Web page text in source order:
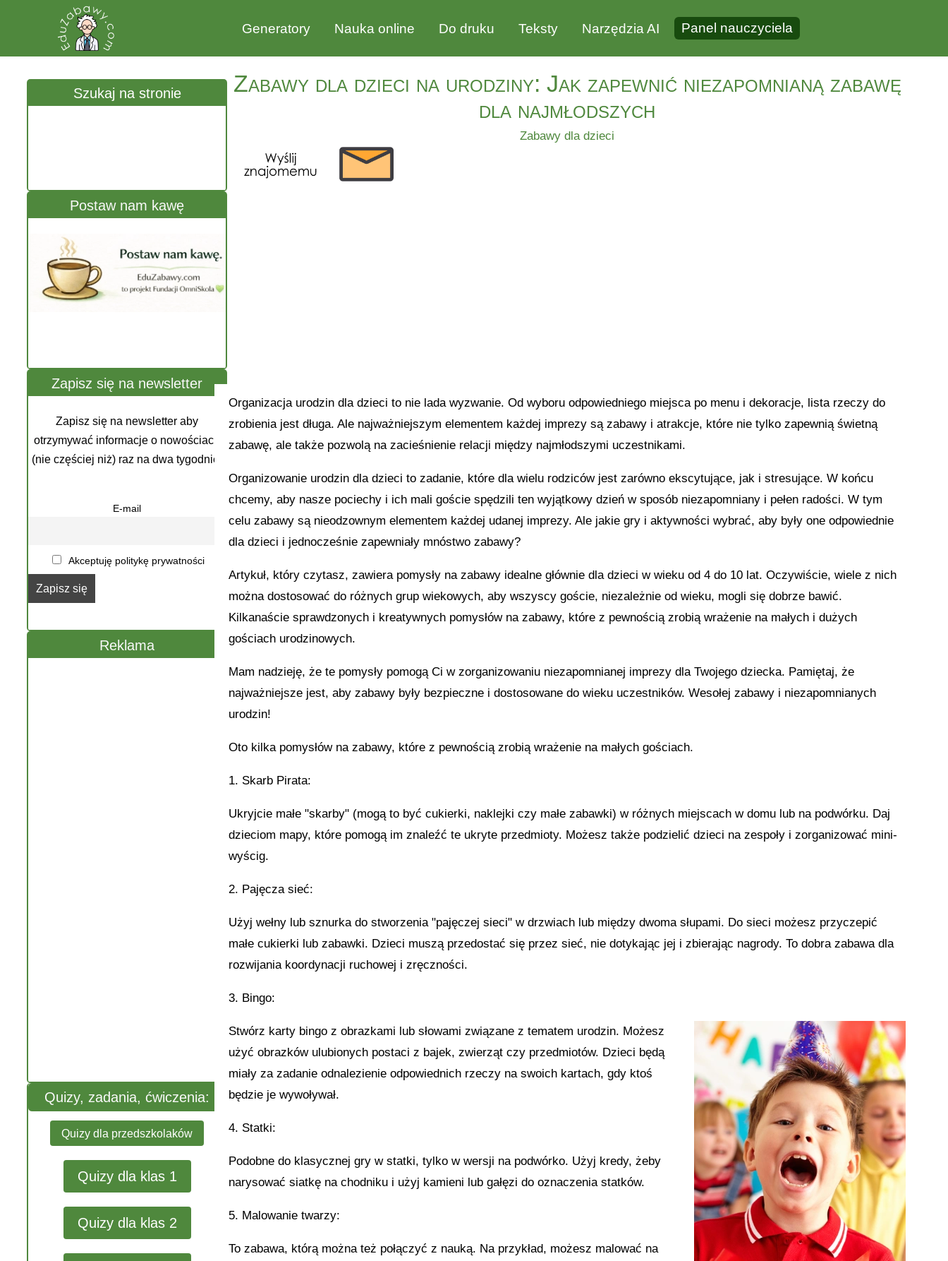
Generatory Nauka online Do druku Teksty Narzędzia AI Panel nauczyciela
Szukaj na stronie
Postaw nam kawę
Zapisz się na newsletter
Zapisz się na newsletter aby
otrzymywać informacje o nowościach
(nie częściej niż) raz na dwa tygodnie.
E-mail
Akceptuję politykę prywatności
Reklama
Quizy, zadania, ćwiczenia:
Quizy dla przedszkolaków
Quizy dla klas 1
Quizy dla klas 2
Zabawy dla dzieci na urodziny: Jak zapewnić niezapomnianą zabawę
dla najmłodszych
Zabawy dla dzieci
Organizacja urodzin dla dzieci to nie lada wyzwanie. Od wyboru odpowiedniego miejsca po menu i dekoracje, lista rzeczy do
zrobienia jest długa. Ale najważniejszym elementem każdej imprezy są zabawy i atrakcje, które nie tylko zapewnią świetną
zabawę, ale także pozwolą na zacieśnienie relacji między najmłodszymi uczestnikami.
Organizowanie urodzin dla dzieci to zadanie, które dla wielu rodziców jest zarówno ekscytujące, jak i stresujące. W końcu
chcemy, aby nasze pociechy i ich mali goście spędzili ten wyjątkowy dzień w sposób niezapomniany i pełen radości. W tym
celu zabawy są nieodzownym elementem każdej udanej imprezy. Ale jakie gry i aktywności wybrać, aby były one odpowiednie
dla dzieci i jednocześnie zapewniały mnóstwo zabawy?
Artykuł, który czytasz, zawiera pomysły na zabawy idealne głównie dla dzieci w wieku od 4 do 10 lat. Oczywiście, wiele z nich
można dostosować do różnych grup wiekowych, aby wszyscy goście, niezależnie od wieku, mogli się dobrze bawić.
Kilkanaście sprawdzonych i kreatywnych pomysłów na zabawy, które z pewnością zrobią wrażenie na małych i dużych
gościach urodzinowych.
Mam nadzieję, że te pomysły pomogą Ci w zorganizowaniu niezapomnianej imprezy dla Twojego dziecka. Pamiętaj, że
najważniejsze jest, aby zabawy były bezpieczne i dostosowane do wieku uczestników. Wesołej zabawy i niezapomnianych
urodzin!
Oto kilka pomysłów na zabawy, które z pewnością zrobią wrażenie na małych gościach.
1. Skarb Pirata:
Ukryjcie małe "skarby" (mogą to być cukierki, naklejki czy małe zabawki) w różnych miejscach w domu lub na podwórku. Daj
dzieciom mapy, które pomogą im znaleźć te ukryte przedmioty. Możesz także podzielić dzieci na zespoły i zorganizować mini-
wyścig.
2. Pajęcza sieć:
Użyj wełny lub sznurka do stworzenia "pajęczej sieci" w drzwiach lub między dwoma słupami. Do sieci możesz przyczepić
małe cukierki lub zabawki. Dzieci muszą przedostać się przez sieć, nie dotykając jej i zbierając nagrody. To dobra zabawa dla
rozwijania koordynacji ruchowej i zręczności.
3. Bingo:
Stwórz karty bingo z obrazkami lub słowami związane z tematem urodzin. Możesz
użyć obrazków ulubionych postaci z bajek, zwierząt czy przedmiotów. Dzieci będą
miały za zadanie odnalezienie odpowiednich rzeczy na swoich kartach, gdy ktoś
będzie je wywoływał.
4. Statki:
Podobne do klasycznej gry w statki, tylko w wersji na podwórko. Użyj kredy, żeby
narysować siatkę na chodniku i użyj kamieni lub gałęzi do oznaczenia statków.
5. Malowanie twarzy:
To zabawa, którą można też połączyć z nauką. Na przykład, możesz malować na